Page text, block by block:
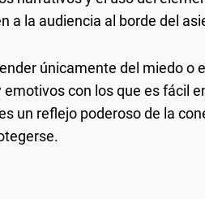
a la audiencia al borde del
únicamente del miedo o
con los que es fácil
un reflejo poderoso de la